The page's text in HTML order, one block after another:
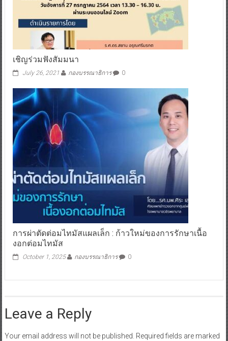
เชิญร่วมฟังสัมมนา
July 26, 2021 กองบรรณาธิการ 0
การผ่าตัดต่อมไทมัสแผลเล็ก : ก้าวใหม่ของการรักษาเนื้อ
งอกต่อมไทมัส
October 1, 2025 กองบรรณาธิการ 0
Leave a Reply
Your email address will not be published. Required fields are marked